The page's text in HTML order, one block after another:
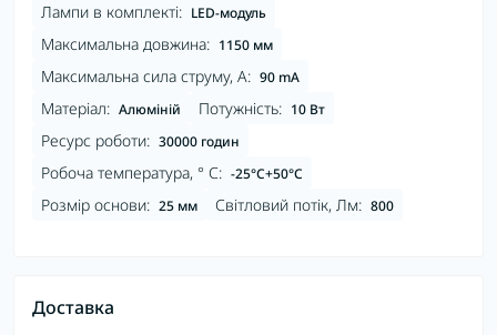
Лампи в комплекті: LED-модуль
Максимальна довжина: 1150 мм
Максимальна сила струму, А: 90 mA
Матеріал: Алюміній Потужність: 10 Вт
Ресурс роботи: 30000 годин
Робоча температура, ° С: -25°C+50°С
Розмір основи: 25 мм Світловий потік, Лм: 800
Доставка